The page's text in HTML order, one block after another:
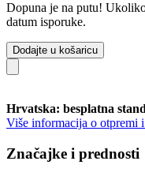
Dopuna je na putu!
datum isporuke.
Dodajte u košaricu
Hrvatska: besplatna
Više informacija o otpremi
Značajke i prednosti